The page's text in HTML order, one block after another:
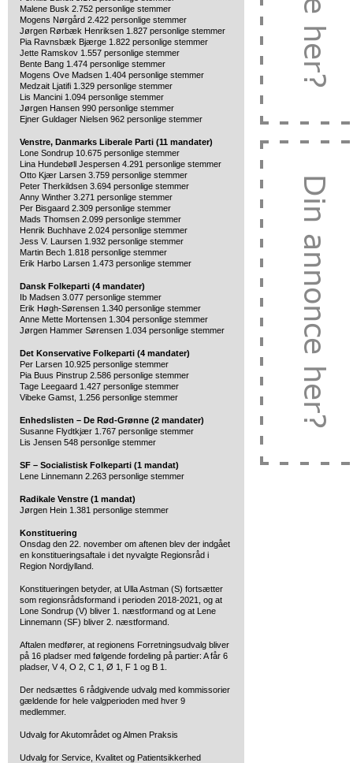
Malene Busk 2.752 personlige stemmer
Mogens Nørgård 2.422 personlige stemmer
Jørgen Rørbæk Henriksen 1.827 personlige stemmer
Pia Ravnsbæk Bjærge 1.822 personlige stemmer
Jette Ramskov 1.557 personlige stemmer
Bente Bang 1.474 personlige stemmer
Mogens Ove Madsen 1.404 personlige stemmer
Medzait Ljatifi 1.329 personlige stemmer
Lis Mancini 1.094 personlige stemmer
Jørgen Hansen 990 personlige stemmer
Ejner Guldager Nielsen 962 personlige stemmer
Venstre, Danmarks Liberale Parti (11 mandater)
Lone Sondrup 10.675 personlige stemmer
Lina Hundebøll Jespersen 4.291 personlige stemmer
Otto Kjær Larsen 3.759 personlige stemmer
Peter Therkildsen 3.694 personlige stemmer
Anny Winther 3.271 personlige stemmer
Per Bisgaard 2.309 personlige stemmer
Mads Thomsen 2.099 personlige stemmer
Henrik Buchhave 2.024 personlige stemmer
Jess V. Laursen 1.932 personlige stemmer
Martin Bech 1.818 personlige stemmer
Erik Harbo Larsen 1.473 personlige stemmer
Dansk Folkeparti (4 mandater)
Ib Madsen 3.077 personlige stemmer
Erik Høgh-Sørensen 1.340 personlige stemmer
Anne Mette Mortensen 1.304 personlige stemmer
Jørgen Hammer Sørensen 1.034 personlige stemmer
Det Konservative Folkeparti (4 mandater)
Per Larsen 10.925 personlige stemmer
Pia Buus Pinstrup 2.586 personlige stemmer
Tage Leegaard 1.427 personlige stemmer
Vibeke Gamst, 1.256 personlige stemmer
Enhedslisten – De Rød-Grønne (2 mandater)
Susanne Flydtkjær 1.767 personlige stemmer
Lis Jensen 548 personlige stemmer
SF – Socialistisk Folkeparti (1 mandat)
Lene Linnemann 2.263 personlige stemmer
Radikale Venstre (1 mandat)
Jørgen Hein 1.381 personlige stemmer
Konstituering
Onsdag den 22. november om aftenen blev der indgået
en konstitueringsaftale i det nyvalgte Regionsråd i
Region Nordjylland.
Konstitueringen betyder, at Ulla Astman (S) fortsætter
som regionsrådsformand i perioden 2018-2021, og at
Lone Sondrup (V) bliver 1. næstformand og at Lene
Linnemann (SF) bliver 2. næstformand.
Aftalen medfører, at regionens Forretningsudvalg bliver
på 16 pladser med følgende fordeling på partier: A får 6
pladser, V 4, O 2, C 1, Ø 1, F 1 og B 1.
Der nedsættes 6 rådgivende udvalg med kommissorier
gældende for hele valgperioden med hver 9
medlemmer.
Udvalg for Akutområdet og Almen Praksis
Udvalg for Service, Kvalitet og Patientsikkerhed